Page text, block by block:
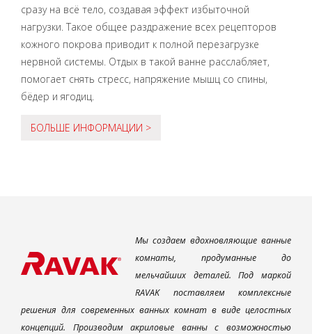
сразу на всё тело, создавая эффект избыточной
нагрузки. Такое общее раздражение всех рецепторов
кожного покрова приводит к полной перезагрузке
нервной системы. Отдых в такой ванне расслабляет,
помогает снять стресс, напряжение мышц со спины,
бёдер и ягодиц.
БОЛЬШЕ ИНФОРМАЦИИ >
Мы создаем вдохновляющие ванные
комнаты, продуманные до
мельчайших деталей. Под маркой
RAVAK поставляем комплексные
решения для современных ванных комнат в виде целостных
концепций. Производим акриловые ванны с возможностью